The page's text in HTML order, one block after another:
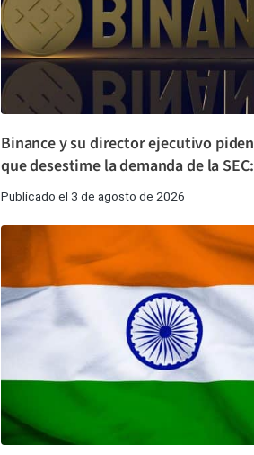
Binance y su director ejecutivo
que desestime la demanda de la
Publicado el 3 de agosto de 2026